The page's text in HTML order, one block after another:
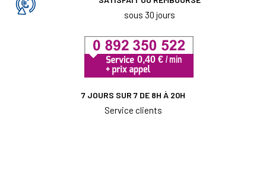
sous 30 jours
7 JOURS SUR 7 DE 8H À 20H
Service clients